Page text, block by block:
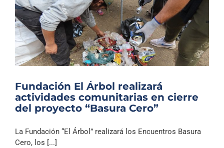
Fundación El Árbol realizará
actividades comunitarias en cierre
del proyecto “Basura Cero”
La Fundación “El Árbol” realizará los Encuentros Basura
Cero, los [...]